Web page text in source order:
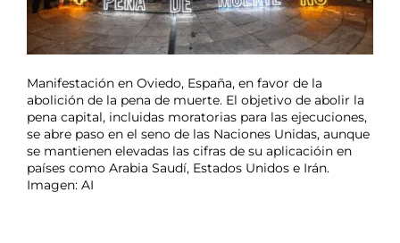
Manifestación en Oviedo, España, en favor de la
abolición de la pena de muerte. El objetivo de abolir la
pena capital, incluidas moratorias para las ejecuciones,
se abre paso en el seno de las Naciones Unidas, aunque
se mantienen elevadas las cifras de su aplicacióin en
países como Arabia Saudí, Estados Unidos e Irán.
Imagen: AI